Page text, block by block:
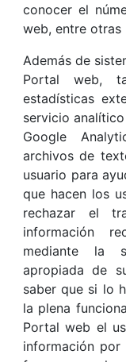
conocer el
web, entre otras
Además de
Portal web,
estadísticas
servicio
Google
archivos de
usuario para
que hacen los
rechazar el
información
mediante la
apropiada de
saber que si lo
la plena
Portal web el
información por